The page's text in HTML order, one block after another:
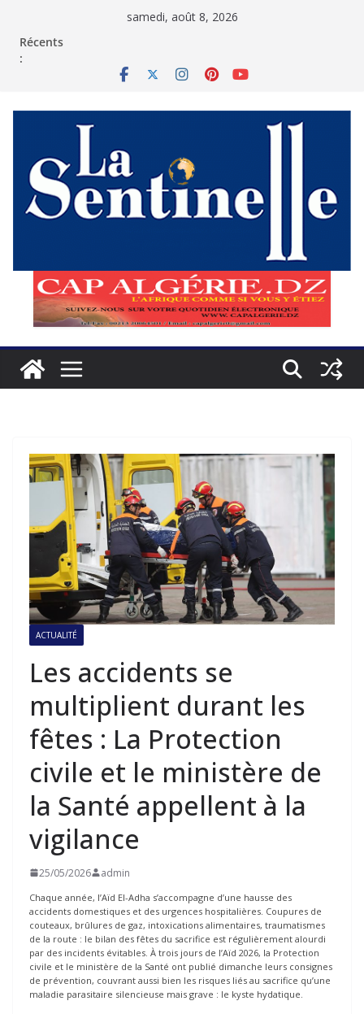
samedi, août 8, 2026
Récents
:
ACTUALITÉ
Les accidents se
multiplient durant les
fêtes : La Protection
civile et le ministère de
la Santé appellent à la
vigilance
25/05/2026 admin
Chaque année, l’Aïd El-Adha s’accompagne d’une hausse des
accidents domestiques et des urgences hospitalières. Coupures de
couteaux, brûlures de gaz, intoxications alimentaires, traumatismes
de la route : le bilan des fêtes du sacrifice est régulièrement alourdi
par des incidents évitables. À trois jours de l’Aïd 2026, la Protection
civile et le ministère de la Santé ont publié dimanche leurs consignes
de prévention, couvrant aussi bien les risques liés au sacrifice qu’une
maladie parasitaire silencieuse mais grave : le kyste hydatique.